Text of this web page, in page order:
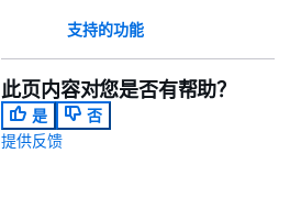
支持的功能
此页内容对您是否有帮助？
是
否
提供反馈